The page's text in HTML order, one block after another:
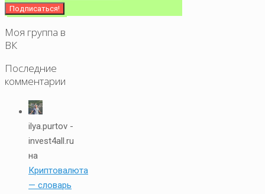
Моя группа в
ВК
Последние
комментарии
ilya.purtov -
invest4all.ru
на
Криптовалюта
— словарь